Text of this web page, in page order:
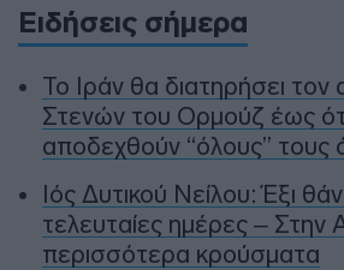
Ειδήσεις σήμερα
To Ιράν θα διατηρήσει
Στενών του Ορμούζ έως
αποδεχθούν “όλους” τους
Ιός Δυτικού Νείλου: Έξι
τελευταίες ημέρες – Στην
περισσότερα κρούσματα